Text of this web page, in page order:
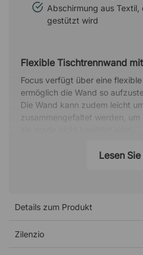
Abschirmung aus
gestützt wird
Flexible Tischtrennwand
Focus verfügt über eine
ermöglich die Wand so
Die Wand kann zudem leicht
zusammengefaltet werden,
Weich und standfest
Trennwand in mehreren
so flexibel macht.
Lesen
Details zum Produkt
Zilenzio